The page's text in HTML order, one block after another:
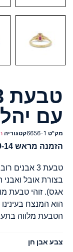
עם
מק"ט 6656-1קטגוריה
הזמנה מראש 10-14 ימי עסקים לייצור
טבעת 3
בצורת אובל ואבני
אגס). זוהי טבעת
הטבעת מלווה
צבע אבן חן